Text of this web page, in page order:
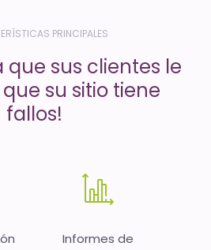
PRINCIPALES
que sus clientes le
su sitio tiene
fallos!
Informes de